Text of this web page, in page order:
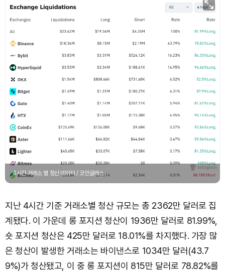
4시간 거래소 별 청산 데이터 / 코인글래스
지난 4시간 기준 거래소별 청산 규모는 총 2362만 달러로 집
계됐다. 이 가운데 롱 포지션 청산이 1936만 달러로 81.99%,
숏 포지션 청산은 425만 달러로 18.01%를 차지했다. 가장 많
은 청산이 발생한 거래소는 바이낸스로 1034만 달러(43.7
9%)가 청산됐고, 이 중 롱 포지션이 815만 달러로 78.82%를